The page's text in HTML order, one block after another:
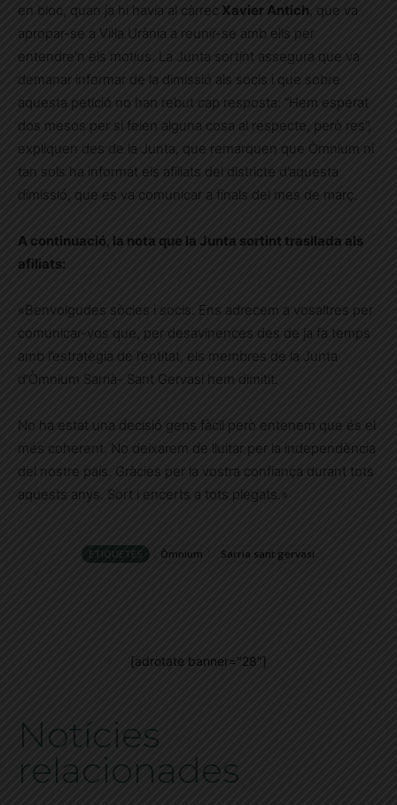
en bloc, quan ja hi havia al càrrec Xavier Antich, que va
apropar-se a Vil·la Urània a reunir-se amb ells per
entendre’n els motius. La Junta sortint assegura que va
demanar informar de la dimissió als socis i que sobre
aquesta petició no han rebut cap resposta: “Hem esperat
dos mesos per si feien alguna cosa al respecte, però res”,
expliquen des de la Junta, que remarquen que Òmnium ni
tan sols ha informat els afiliats del districte d’aquesta
dimissió, que es va comunicar a finals del mes de març.
A continuació, la nota que la Junta sortint trasllada als
afiliats:
«Benvolgudes sòcies i socis. Ens adrecem a vosaltres per
comunicar-vos que, per desavinences des de ja fa temps
amb l’estratègia de l’entitat, els membres de la Junta
d’Òmnium Sarrià- Sant Gervasi hem dimitit.
No ha estat una decisió gens fàcil però entenem que és el
més coherent. No deixarem de lluitar per la independència
del nostre país. Gràcies per la vostra confiança durant tots
aquests anys. Sort i encerts a tots plegats.»
ETIQUETES Òmnium Sarria sant gervasi
[adrotate banner="28"]
Notícies
relacionades